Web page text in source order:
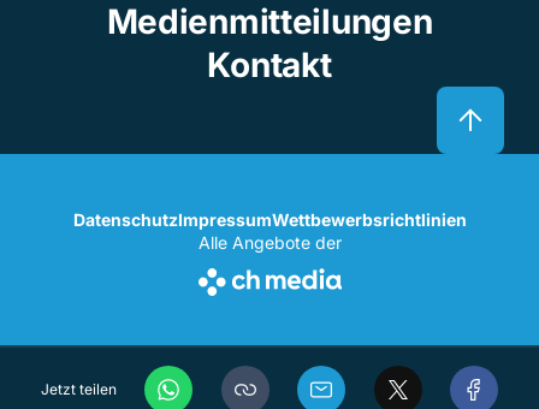
Jetzt teilen
Medienmitteilungen
Kontakt
DatenschutzImpressumWettbewerbsrichtlinien
Alle Angebote der